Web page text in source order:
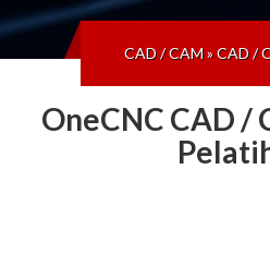
CAD / CAM»CAD /
OneCNC CAD /